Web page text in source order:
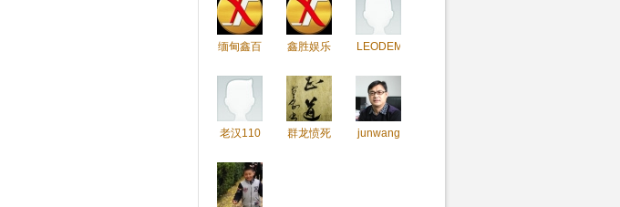
缅甸鑫百 鑫胜娱乐 LEODEMI
老汉110 群龙愤死 junwang